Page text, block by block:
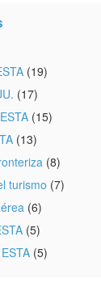
(19)
(17)
(15)
(13)
(8)
turismo (7)
(6)
(5)
(5)